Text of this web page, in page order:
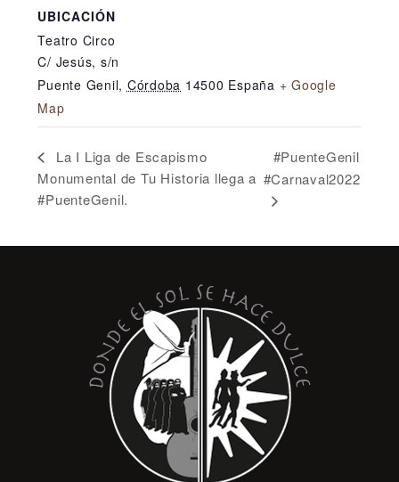
UBICACIÓN
Teatro Circo
C/ Jesús, s/n
Puente Genil, Córdoba 14500 España + Google
Map
La I Liga de Escapismo
Monumental de Tu Historia llega a
#PuenteGenil.
#PuenteGenil
#Carnaval2022